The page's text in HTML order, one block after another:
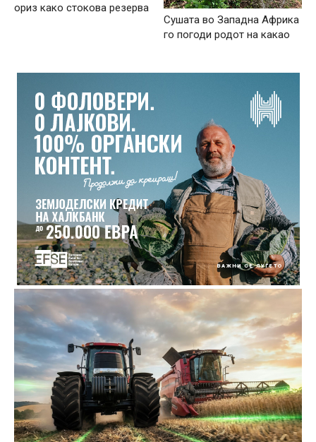
ориз како стокова резерва
Сушата во Западна Африка
го погоди родот на какао